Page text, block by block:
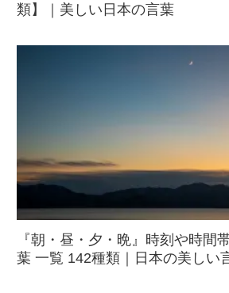
類】｜美しい日本の言葉
『朝・昼・夕・晩』時刻や時間
葉 一覧 142種類｜日本の美しい